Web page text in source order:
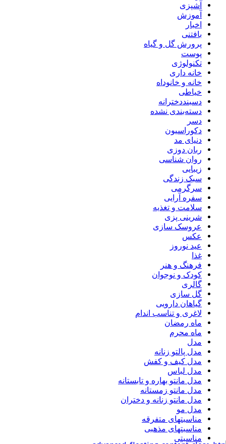
آشپزی
آموزش
اخبار
بافتنی
پرورش گل و گیاه
پوست
تکنولوژی
خانه داری
خانه و خانوداه
خیاطی
دسبنددخترانه
دسته‌بندی نشده
دسر
دکوراسیون
دنیای مد
ربان دوزی
روان شناسی
زیبایی
سبک زندگی
سرگرمی
سفره آرایی
سلامت و تغذیه
شرینی پزی
عروسک سازی
عکس
عید نوروز
غذا
فرهنگ و هنر
کودک و نوجوان
گالری
گل سازی
گیاهان دارویی
لاغری و تناسب اندام
ماه رمضان
ماه محرم
مدل
مدل پالتو زنانه
مدل کیف و کفش
مدل لباس
مدل مانتو بهاره و تابستانه
مدل مانتو زمستانه
مدل مانتو زنانه و دختران
مدل مو
مناسبتهای متفرقه
مناسبتهای مذهبی
مناسبتی